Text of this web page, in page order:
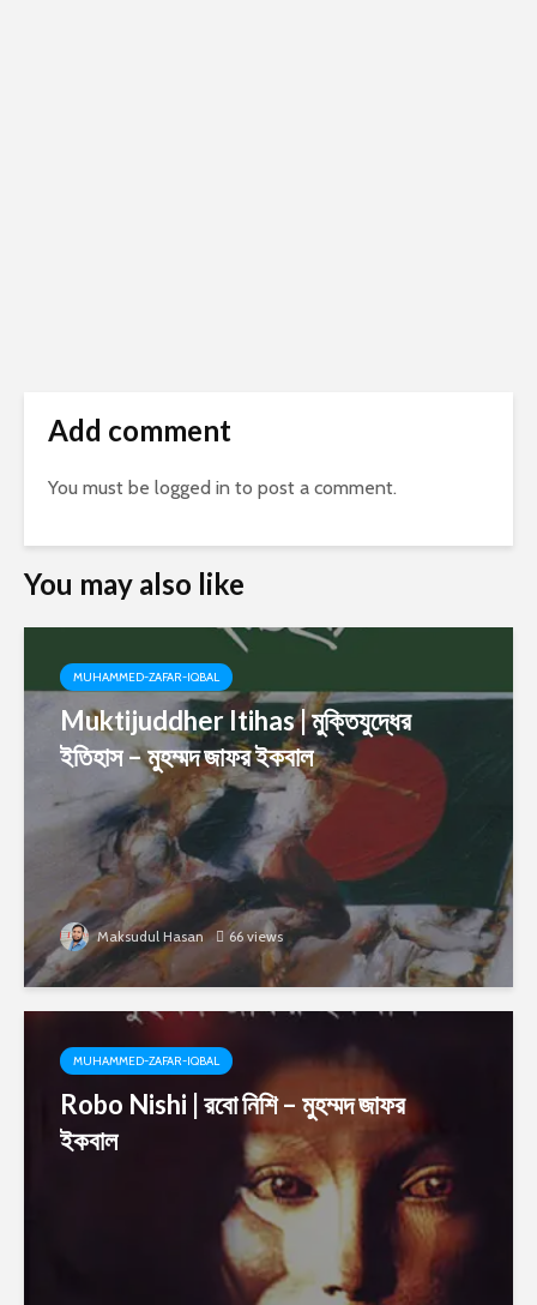
Add comment
You must be logged in to post a comment.
You may also like
MUHAMMED-ZAFAR-IQBAL
Muktijuddher Itihas | মুক্তিযুদ্ধের
ইতিহাস – মুহম্মদ জাফর ইকবাল
Maksudul Hasan 66 views
MUHAMMED-ZAFAR-IQBAL
Robo Nishi | রবো নিশি – মুহম্মদ জাফর
ইকবাল